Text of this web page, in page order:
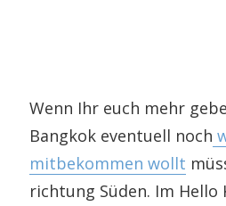
Wenn Ihr euch mehr
Bangkok eventuell noch
mitbekommen wollt
richtung Süden. Im Hello